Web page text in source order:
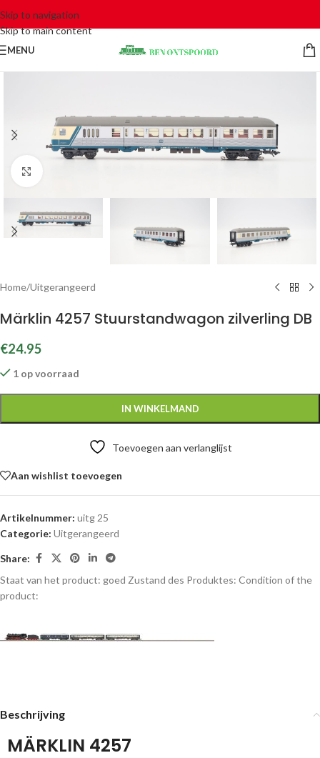
Skip to navigation
Skip to main content
MENU
Home/Uitgerangeerd
Märklin 4257 Stuurstandwagon zilverling DB
€24.95
1 op voorraad
IN WINKELMAND
Toevoegen aan verlanglijst
Aan wishlist toevoegen
Artikelnummer: uitg 25
Categorie: Uitgerangeerd
Share:
Staat van het product: goed Zustand des Produktes: Condition of the
product:
Beschrijving
MÄRKLIN 4257